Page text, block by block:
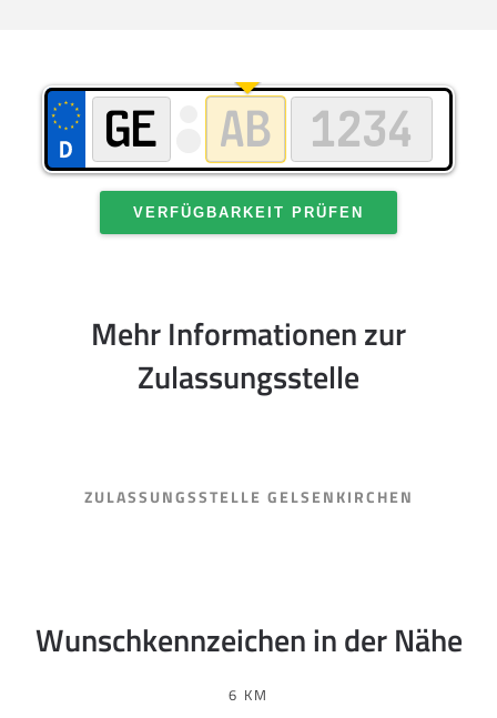
VERFÜGBARKEIT PRÜFEN
Mehr Informationen zur
Zulassungsstelle
ZULASSUNGSSTELLE GELSENKIRCHEN
Wunschkennzeichen in der Nähe
6 KM